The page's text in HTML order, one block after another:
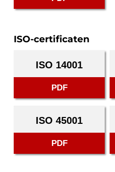
ISO-certificaten
ISO 14001
PDF
ISO 45001
PDF